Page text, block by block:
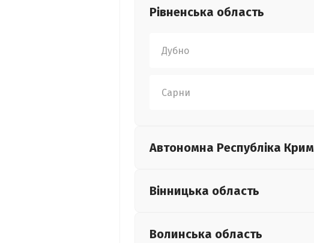
Рівненська область
Дубно
Сарни
Автономна Республіка Крим
Вінницька область
Волинська область